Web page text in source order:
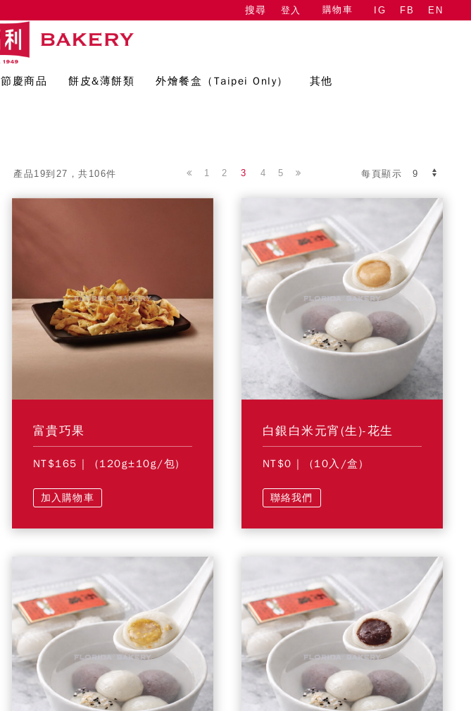
搜尋 登入 購物車 IG FB EN
節慶商品 餅皮&薄餅類 外燴餐盒（Taipei Only） 其他
產品19到27，共106件 每頁顯示
1 2 3 4 5
富貴巧果
NT$165 | (120g±10g/包)
加入購物車
白銀白米元宵(生)-花生
NT$0 | (10入/盒)
聯絡我們